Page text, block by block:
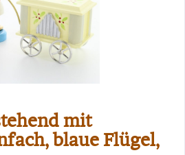
mit
blaue Flügel,